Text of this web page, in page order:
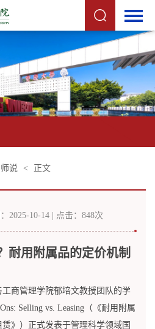
师说 < 正文
2025-10-14 | 点击： 848次
耐用附属品的定价机制
商管理学院郁培文教授团队的学
Selling vs. Leasing（《耐用附属
》）正式发表于管理科学领域国